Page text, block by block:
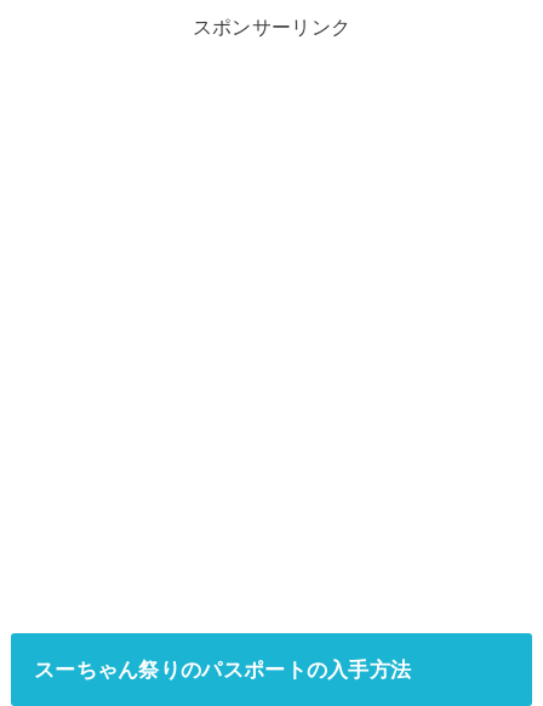
スポンサーリンク
スーちゃん祭りのパスポートの入手方法